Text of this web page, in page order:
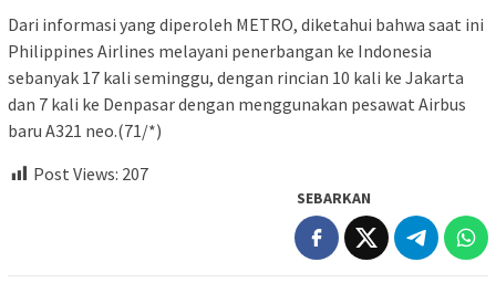
Dari informasi yang diperoleh METRO, diketahui bahwa saat ini
Philippines Airlines melayani penerbangan ke Indonesia
sebanyak 17 kali seminggu, dengan rincian 10 kali ke Jakarta
dan 7 kali ke Denpasar dengan menggunakan pesawat Airbus
baru A321 neo.(71/*)
Post Views: 207
SEBARKAN